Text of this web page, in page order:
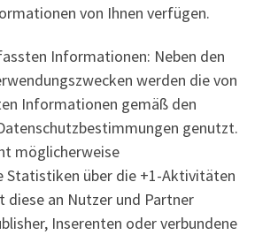
von Ihnen verfügen.
Informationen: Neben den
werden die von
Informationen gemäß den
genutzt.
möglicherweise
Statistiken über die +1-Aktivitäten
diese an Nutzer und Partner
Inserenten oder verbundene